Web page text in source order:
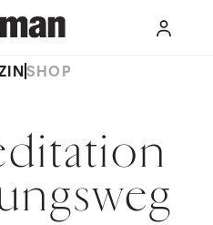
SHOP